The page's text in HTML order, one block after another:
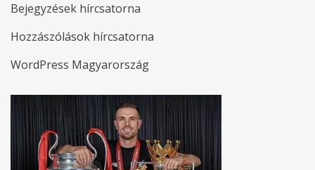
Bejegyzések hírcsatorna
Hozzászólások hírcsatorna
WordPress Magyarország